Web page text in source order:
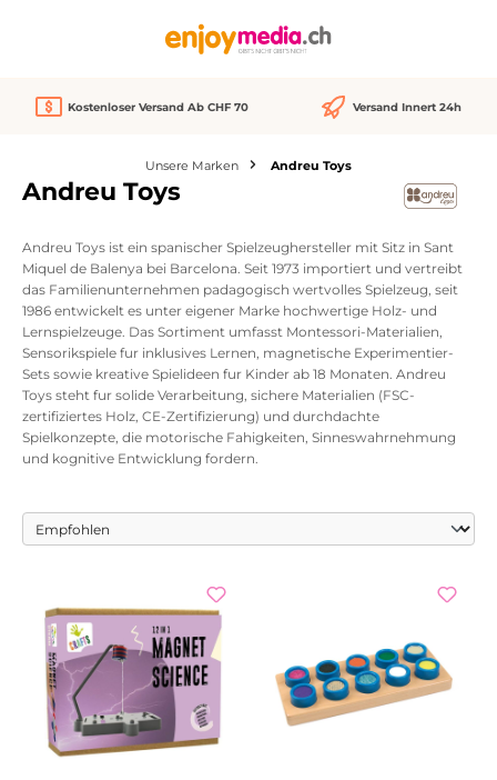
Kostenloser Versand Ab CHF 70 Versand Innert 24h
Unsere Marken Andreu Toys
Andreu Toys
Andreu Toys ist ein spanischer Spielzeughersteller mit Sitz in Sant
Miquel de Balenya bei Barcelona. Seit 1973 importiert und vertreibt
das Familienunternehmen padagogisch wertvolles Spielzeug, seit
1986 entwickelt es unter eigener Marke hochwertige Holz- und
Lernspielzeuge. Das Sortiment umfasst Montessori-Materialien,
Sensorikspiele fur inklusives Lernen, magnetische Experimentier-
Sets sowie kreative Spielideen fur Kinder ab 18 Monaten. Andreu
Toys steht fur solide Verarbeitung, sichere Materialien (FSC-
zertifiziertes Holz, CE-Zertifizierung) und durchdachte
Spielkonzepte, die motorische Fahigkeiten, Sinneswahrnehmung
und kognitive Entwicklung fordern.